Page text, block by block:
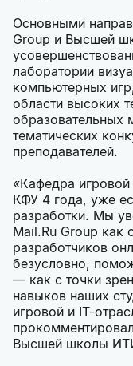
Основными
Group и Высшей
лаборатории
компьютерных
области высоких
образовательных
тематических
преподавателей.
«Кафедра
КФУ 4 года, уже
разработки. Мы
Mail.Ru Group как
разработчиков
безусловно,
— как с точки
навыков наших
игровой и IT-
прокомментировал
Высшей школы